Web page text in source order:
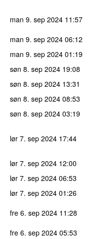
man 9. sep 2024 11:57
man 9. sep 2024 06:12
man 9. sep 2024 01:19
søn 8. sep 2024 19:08
søn 8. sep 2024 13:31
søn 8. sep 2024 08:53
søn 8. sep 2024 03:19
lør 7. sep 2024 17:44
lør 7. sep 2024 12:00
lør 7. sep 2024 06:53
lør 7. sep 2024 01:26
fre 6. sep 2024 11:28
fre 6. sep 2024 05:53